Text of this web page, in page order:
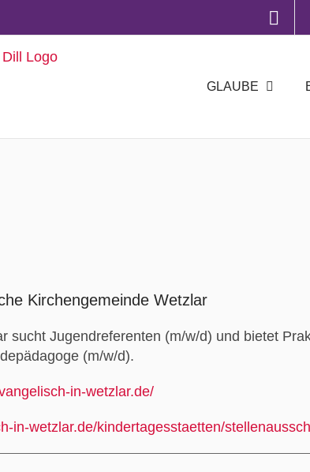
GLAUBE
Kirchengemeinde Wetzlar
sucht Jugendreferenten (m/w/d) und bietet
(m/w/d).
in-wetzlar.de/
in-wetzlar.de/kindertagesstaetten/